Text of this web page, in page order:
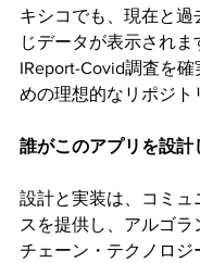
キシコでも、現在と過
じデータが表示されま
IReport-Covid調査を
めの理想的なリポジト
誰がこのアプリを設計
設計と実装は、コミュ
スを提供し、アルゴラ
チェーン・テクノロジ